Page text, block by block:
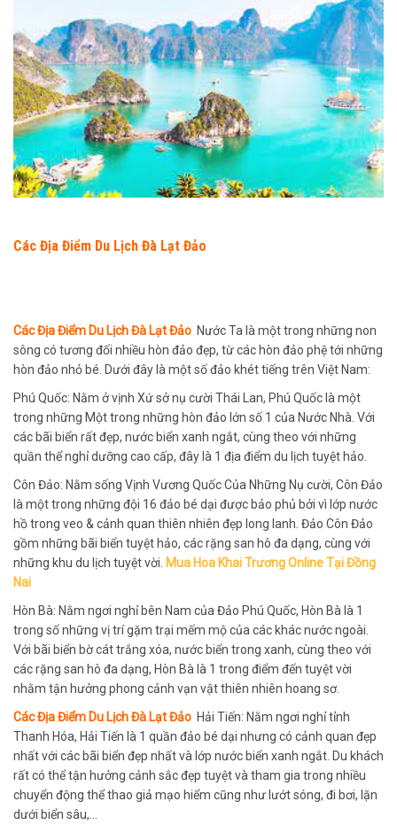
Các Địa Điểm Du Lịch Đà Lạt Đảo
Các Địa Điểm Du Lịch Đà Lạt Đảo Nước Ta là một trong những non
sông có tương đối nhiều hòn đảo đẹp, từ các hòn đảo phệ tới những
hòn đảo nhỏ bé. Dưới đây là một số đảo khét tiếng trên Việt Nam:
Phú Quốc: Nằm ở vịnh Xứ sở nụ cười Thái Lan, Phú Quốc là một
trong những Một trong những hòn đảo lớn số 1 của Nước Nhà. Với
các bãi biển rất đẹp, nước biển xanh ngắt, cùng theo với những
quần thể nghỉ dưỡng cao cấp, đây là 1 địa điểm du lịch tuyệt hảo.
Côn Đảo: Nằm sống Vịnh Vương Quốc Của Những Nụ cười, Côn Đảo
là một trong những đội 16 đảo bé dại được bảo phủ bởi vì lớp nước
hồ trong veo & cảnh quan thiên nhiên đẹp long lanh. Đảo Côn Đảo
gồm những bãi biển tuyệt hảo, các rặng san hô đa dạng, cùng với
những khu du lịch tuyệt vời. Mua Hoa Khai Trương Online Tại Đồng
Nai
Hòn Bà: Nằm ngơi nghỉ bên Nam của Đảo Phú Quốc, Hòn Bà là 1
trong số những vị trí gặm trại mếm mộ của các khác nước ngoài.
Với bãi biển bờ cát trắng xóa, nước biển trong xanh, cùng theo với
các rặng san hô đa dạng, Hòn Bà là 1 trong điểm đến tuyệt vời
nhằm tận hưởng phong cảnh vạn vật thiên nhiên hoang sơ.
Các Địa Điểm Du Lịch Đà Lạt Đảo Hải Tiến: Nằm ngơi nghỉ tỉnh
Thanh Hóa, Hải Tiến là 1 quần đảo bé dại nhưng có cảnh quan đẹp
nhất với các bãi biển đẹp nhất và lớp nước biển xanh ngắt. Du khách
rất có thể tận hưởng cảnh sắc đẹp tuyệt và tham gia trong nhiều
chuyển động thể thao giả mạo hiểm cũng như lướt sóng, đi bơi, lặn
dưới biển sâu,…